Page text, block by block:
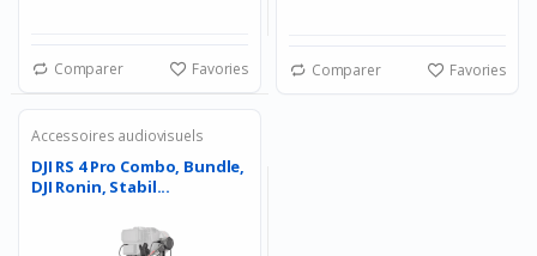
Comparer Favories Comparer Favories
Accessoires audiovisuels
DJI RS 4 Pro Combo, Bundle,
DJI Ronin, Stabil...